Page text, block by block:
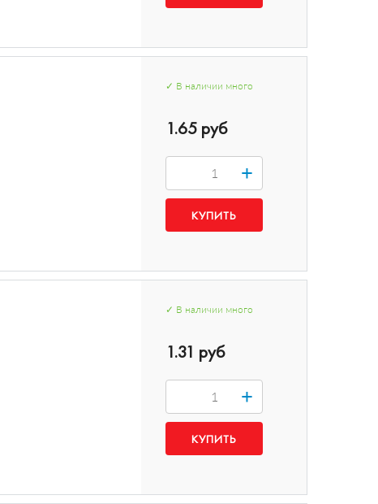
✓ В наличии много
1.65 руб
+
✓ В наличии много
1.31 руб
+